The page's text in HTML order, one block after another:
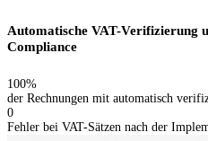
Automatische VAT-Verifizierung
Compliance
100%
der Rechnungen mit automatisch
0
Fehler bei VAT-Sätzen nach der